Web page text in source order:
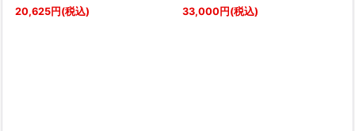
20,625円 (税込)
33,000円 (税込)